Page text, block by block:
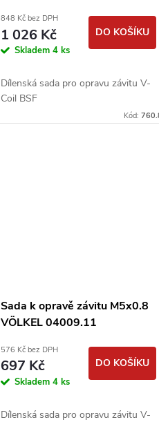
848 Kč bez DPH
1 026 Kč
Skladem 4 ks
DO KOŠÍKU
Dílenská sada pro opravu závitu V-
Coil BSF
Kód:
Sada k opravě závitu M5x0.8
VÖLKEL 04009.11
576 Kč bez DPH
697 Kč
Skladem 4 ks
DO KOŠÍKU
Dílenská sada pro opravu závitu V-